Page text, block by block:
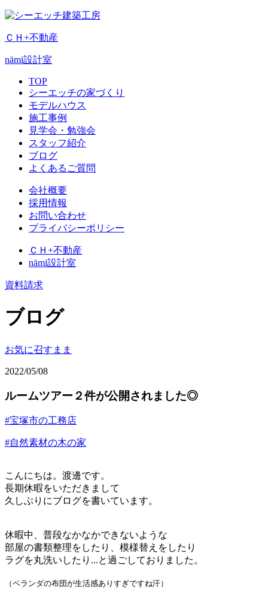
ＣＨ+不動産
nämi設計室
TOP
シーエッチの家づくり
モデルハウス
施工事例
見学会・勉強会
スタッフ紹介
ブログ
よくあるご質問
会社概要
採用情報
お問い合わせ
プライバシーポリシー
ＣＨ+不動産
nämi設計室
資料請求
ブログ
お気に召すまま
2022/05/08
ルームツアー２件が公開されました◎
#宝塚市の工務店
#自然素材の木の家
こんにちは。渡邊です。
長期休暇をいただきまして
久しぶりにブログを書いています。
休暇中、普段なかなかできないような
部屋の書類整理をしたり、模様替えをしたり
ラグを丸洗いしたり...と過ごしておりました。
（ベランダの布団が生活感ありすぎですね汗）